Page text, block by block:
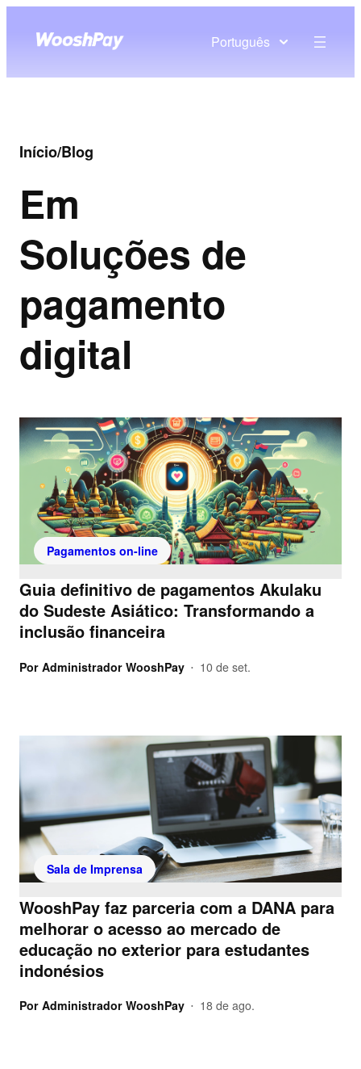
Português
Início/Blog
Em
Soluções de
pagamento
digital
Pagamentos on-line
Guia definitivo de pagamentos Akulaku
do Sudeste Asiático: Transformando a
inclusão financeira
Por Administrador WooshPay • 10 de set.
Sala de Imprensa
WooshPay faz parceria com a DANA para
melhorar o acesso ao mercado de
educação no exterior para estudantes
indonésios
Por Administrador WooshPay • 18 de ago.